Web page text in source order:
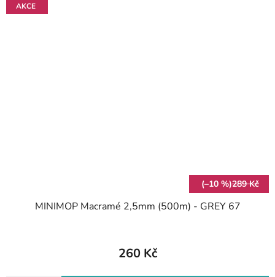
AKCE
(–10 %)289 Kč
MINIMOP Macramé 2,5mm (500m) - GREY 67
260 Kč